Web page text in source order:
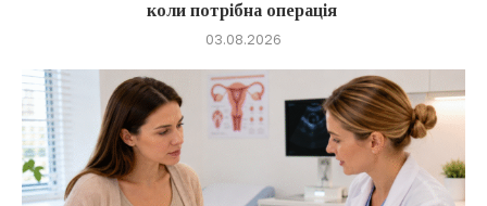
коли потрібна операція
03.08.2026